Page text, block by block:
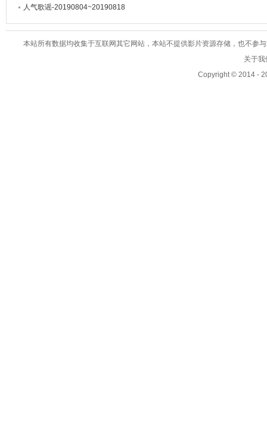
人气歌谣-20190804~20190818
本站所有数据均收集于互联网其它网站，本站不提供影片资源存储，也不参
关于
Copyright © 2014 -